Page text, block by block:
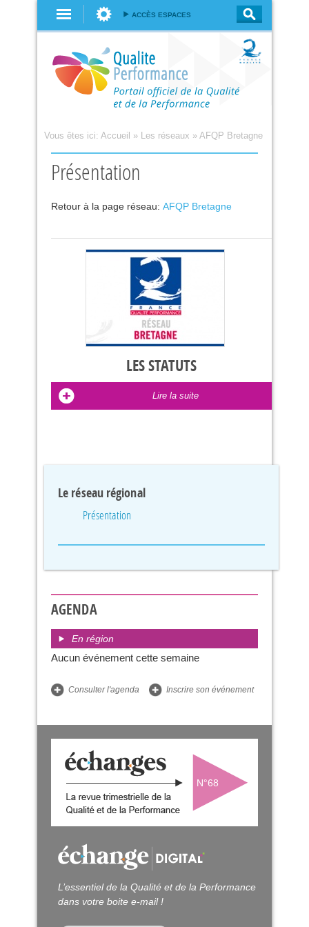
ACCÈS ESPACES
Vous êtes ici: Accueil » Les réseaux » AFQP Bretagne
Présentation
Retour à la page réseau: AFQP Bretagne
LES STATUTS
Lire la suite
Le réseau régional
Présentation
AGENDA
En région
Aucun événement cette semaine
Consulter l'agenda Inscrire son événement
N°68
L’essentiel de la Qualité et de la Performance
dans votre boite e-mail !